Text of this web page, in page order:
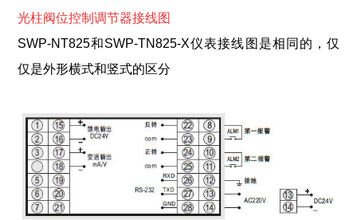
光柱阀位控制调节器接线图
SWP-NT825和SWP-TN825-X仪表接线图是相同的，仅
仅是外形横式和竖式的区分